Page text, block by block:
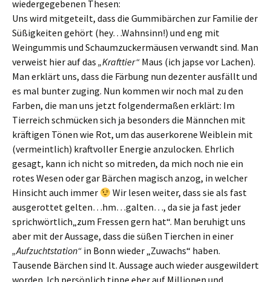
wiedergegebenen Thesen:
Uns wird mitgeteilt, dass die Gummibärchen zur Familie der
Süßigkeiten gehört (hey…Wahnsinn!) und eng mit
Weingummis und Schaumzuckermäusen verwandt sind. Man
verweist hier auf das „Krafttier“ Maus (ich japse vor Lachen).
Man erklärt uns, dass die Färbung nun dezenter ausfällt und
es mal bunter zuging. Nun kommen wir noch mal zu den
Farben, die man uns jetzt folgendermaßen erklärt: Im
Tierreich schmücken sich ja besonders die Männchen mit
kräftigen Tönen wie Rot, um das auserkorene Weiblein mit
(vermeintlich) kraftvoller Energie anzulocken. Ehrlich
gesagt, kann ich nicht so mitreden, da mich noch nie ein
rotes Wesen oder gar Bärchen magisch anzog, in welcher
Hinsicht auch immer
Wir lesen weiter, dass sie als fast
ausgerottet gelten…hm…galten…, da sie ja fast jeder
sprichwörtlich„zum Fressen gern hat“. Man beruhigt uns
aber mit der Aussage, dass die süßen Tierchen in einer
„Aufzuchtstation“ in Bonn wieder „Zuwachs“ haben.
Tausende Bärchen sind lt. Aussage auch wieder ausgewildert
worden. Ich persönlich tippe eher auf Millionen und